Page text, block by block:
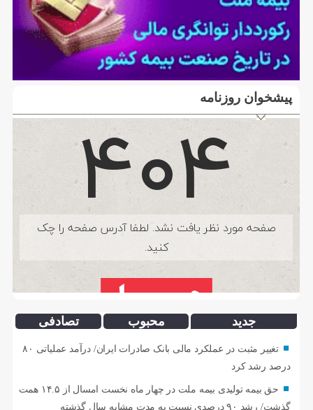
پیشخوان روزنامه
جدید محبوب تصادفی
تغییر مثبت در عملکرد مالی بانک صادرات ایران/ درآمد عملیاتی ۸۰
درصد رشد کرد
حق بیمه تولیدی بیمه ملت در چهار ماه نخست امسال از ۱۴.۵ همت
گذشت/ رشد ۹۰ درصدی نسبت به مدت مشابه سال گذشته